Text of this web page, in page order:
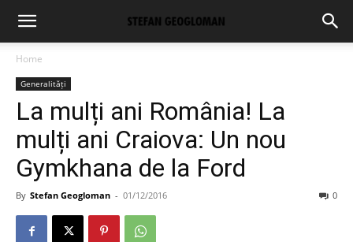
Home
Generalități
La mulți ani România! La
mulți ani Craiova: Un nou
Gymkhana de la Ford
By Stefan Geogloman - 01/12/2016 0